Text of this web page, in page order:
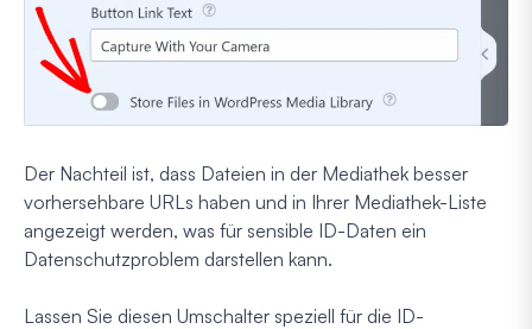
Der Nachteil ist, dass Dateien in der Mediathek besser
vorhersehbare URLs haben und in Ihrer Mediathek-Liste
angezeigt werden, was für sensible ID-Daten ein
Datenschutzproblem darstellen kann.
Lassen Sie diesen Umschalter speziell für die ID-